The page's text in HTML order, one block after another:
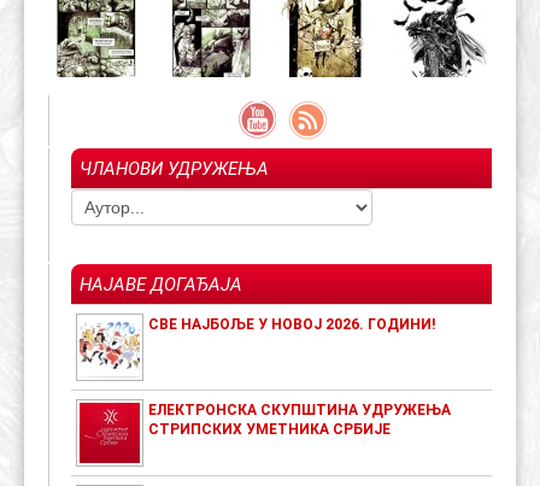
ЧЛАНОВИ УДРУЖЕЊА
НАЈАВЕ ДОГАЂАЈА
СВЕ НАЈБОЉЕ У НОВОЈ 2026. ГОДИНИ!
ЕЛЕКТРОНСКА СКУПШТИНА УДРУЖЕЊА
СТРИПСКИХ УМЕТНИКА СРБИЈЕ